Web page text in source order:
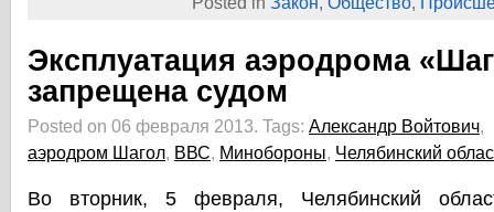
Эксплуатация аэродрома
запрещена судом
Posted on 06 февраля 2013. Tags: Александр Войтович,
аэродром Шагол, ВВС, Минобороны, Челябинский
Во вторник, 5 февраля, Челябинский